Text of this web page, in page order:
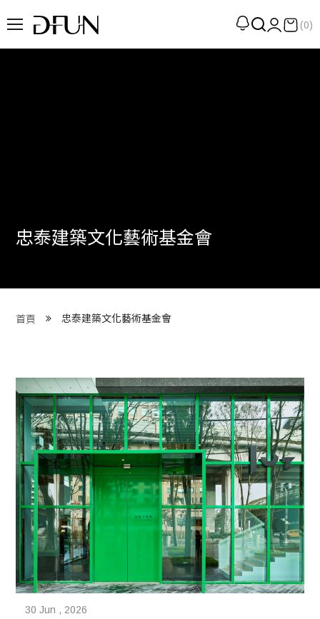
展
們 About DFUN
藏 Cover Archives
團 Square Rich
們 Contact Us
(0)
忠泰建築文化藝術基金會
首頁 忠泰建築文化藝術基金會
30 Jun , 2026